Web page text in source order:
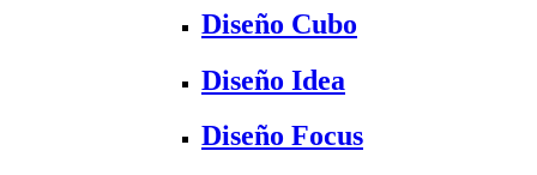
Diseño Cubo
Diseño Idea
Diseño Focus